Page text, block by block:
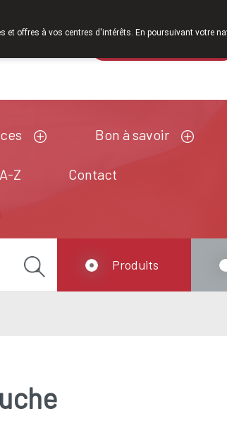
Bon à savoir
Z Contact
Produits
et offres à vos centres d'intérêts. En poursuivant votre